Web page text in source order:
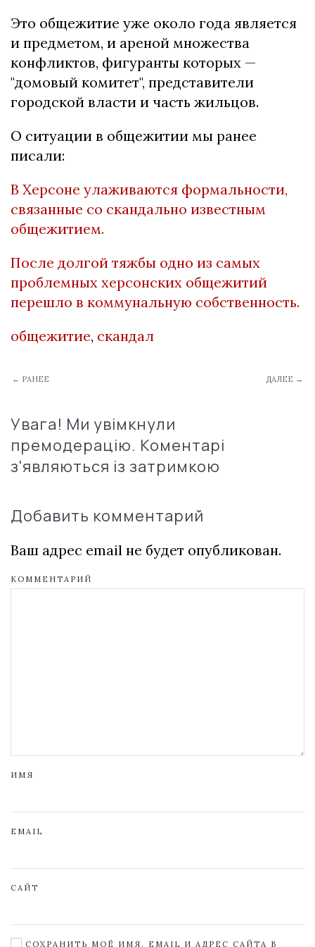
Это общежитие уже около года является
и предметом, и ареной множества
конфликтов, фигуранты которых —
"домовый комитет", представители
городской власти и часть жильцов.
О ситуации в общежитии мы ранее
писали:
В Херсоне улаживаются формальности,
связанные со скандально известным
общежитием.
После долгой тяжбы одно из самых
проблемных херсонских общежитий
перешло в коммунальную собственность.
общежитие, скандал
← РАНЕЕ ДАЛЕЕ →
Увага! Ми увімкнули
премодерацію. Коментарі
з'являються із затримкою
Добавить комментарий
Ваш адрес email не будет опубликован.
КОММЕНТАРИЙ
ИМЯ
EMAIL
САЙТ
СОХРАНИТЬ МОЁ ИМЯ, EMAIL И АДРЕС САЙТА В